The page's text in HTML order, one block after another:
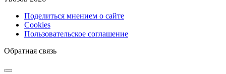
Поделиться мнением о сайте
Cookies
Пользовательское соглашение
Обратная связь